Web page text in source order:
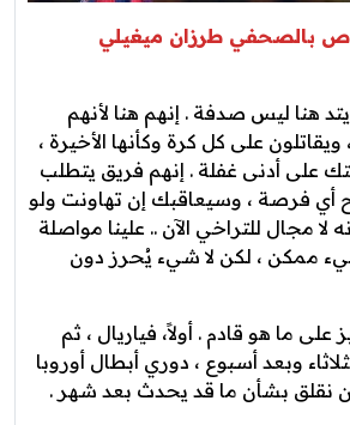
بالصحفي طرزان ميغيلي
هنا ليس صدفة . إنهم هنا لأنهم
على كل كرة وكأنها الأخيرة ،
على أدنى غفلة . إنهم فريق يتطلب
أي فرصة ، وسيعاقبك إن تهاونت ولو
لا مجال للتراخي الآن .. علينا مواصلة
ممكن ، لكن لا شيء يُحرز دون
على ما هو قادم . أولاً، فياريال ، ثم
وبعد أسبوع ، دوري أبطال أوروبا
أن نقلق بشأن ما قد يحدث بعد شهر .